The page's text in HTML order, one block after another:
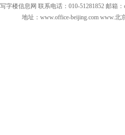
字楼信息网 联系电话：010-51281852 邮箱：
地址：www.office-beijing.com www.